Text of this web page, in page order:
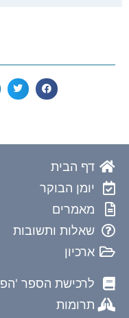
דף הבית
יומן הבוקר
מאמרים
שאלות ותשובות
ארכיון
לרכישת הספר 'הפיכה'
תרומות